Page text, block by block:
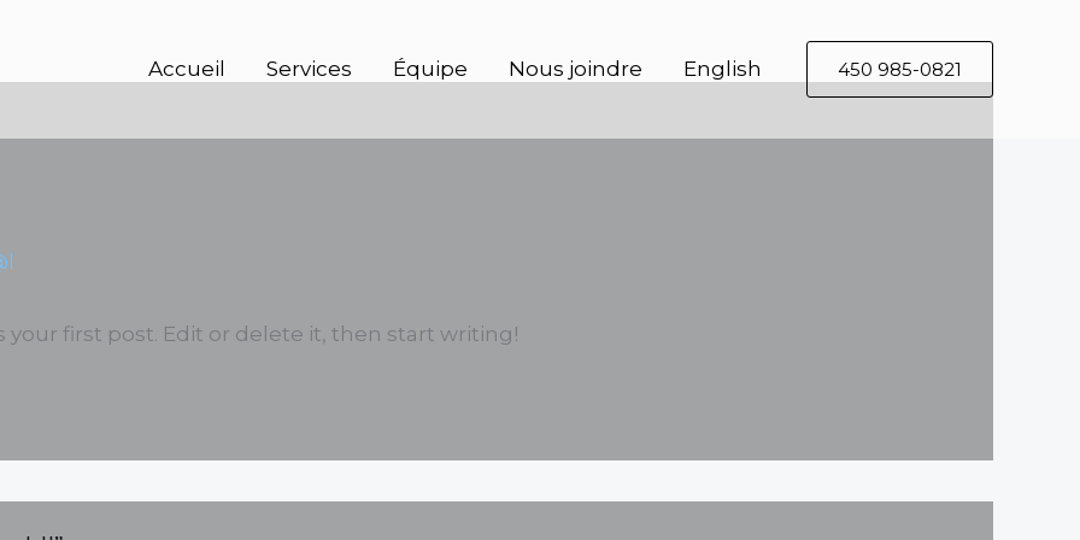
Accueil Services Équipe Nous joindre English 450 985-0821
your first post. Edit or delete it, then start writing!